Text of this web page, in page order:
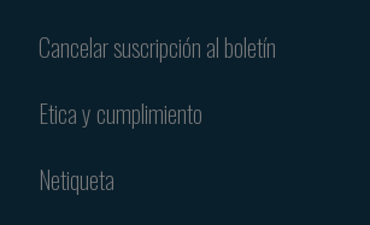
Cancelar suscripción al boletín
Etica y cumplimiento
Netiqueta